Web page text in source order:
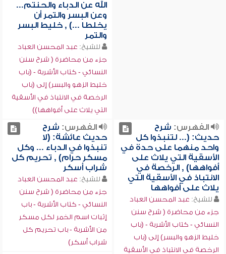
الله عن الدباء والحنتم...
وعن البسر والتمر أن
يخلطا ...) , خليط البسر
والتمر
للشيخ: عبد المحسن العباد
جزء من محاضرة ( شرح سنن
النسائي - كتاب الأشربة - (باب
خليط الزهو والبسر) إلى (باب
الرخصة في الانتباذ في الأسقية
التي يلاث على أفواهها))
الفهرس: شرح
حديث: (... لتنبذوا كل
واحد منهما على حدة في
الأسقية التي يلاث على
أفواهها) , الرخصة في
الانتباذ في الأسقية التي
يلاث على أفواهها
للشيخ: عبد المحسن العباد
جزء من محاضرة ( شرح سنن
النسائي - كتاب الأشربة - (باب
خليط الزهو والبسر) إلى (باب
الرخصة في الانتباذ في الأسقية
الفهرس: شرح
حديث عائشة: (لا
تنبذوا في الدباء ... وكل
مسكر حرام) , تحريم كل
شراب أسكر
للشيخ: عبد المحسن العباد
جزء من محاضرة ( شرح سنن
النسائي - كتاب الأشربة - باب
إثبات اسم الخمر لكل مسكر
من الأشربة - باب تحريم كل
شراب أسكر)